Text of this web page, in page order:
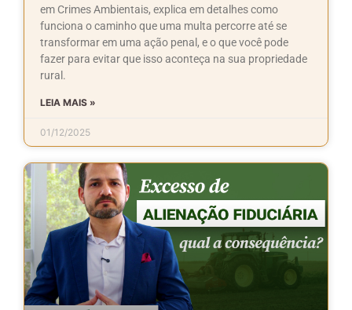
em Crimes Ambientais, explica em detalhes como
funciona o caminho que uma multa percorre até se
transformar em uma ação penal, e o que você pode
fazer para evitar que isso aconteça na sua propriedade
rural.
LEIA MAIS »
01/12/2025